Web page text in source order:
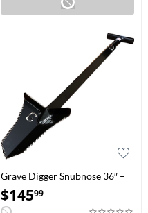
Grave Digger Snubnose 36″ –
Noir
$14599